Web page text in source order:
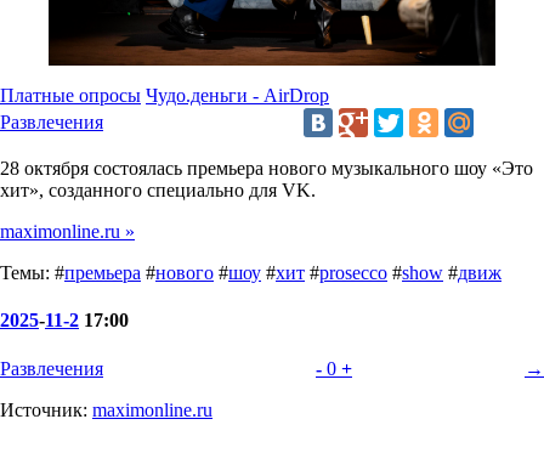
Платные опросы Чудо.деньги - AirDrop
Развлечения
28 октября состоялась премьера нового музыкального шоу «Это
хит», созданного специально для VK.
maximonline.ru »
Темы: #премьера #нового #шоу #хит #prosecco #show #движ
2025-11-2 17:00
Развлечения - 0 +
→
Источник: maximonline.ru